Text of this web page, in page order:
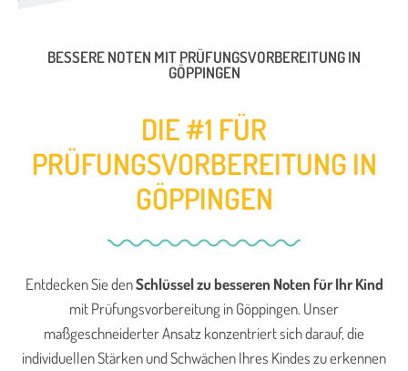
BESSERE NOTEN MIT PRÜFUNGSVORBEREITUNG IN
GÖPPINGEN
DIE #1 FÜR
PRÜFUNGSVORBEREITUNG IN
GÖPPINGEN
Entdecken Sie denSchlüssel zu besseren Noten für Ihr Kind
mit Prüfungsvorbereitung in Göppingen. Unser
maßgeschneiderter Ansatz konzentriert sich darauf, die
individuellen Stärken und Schwächen Ihres Kindes zu erkennen